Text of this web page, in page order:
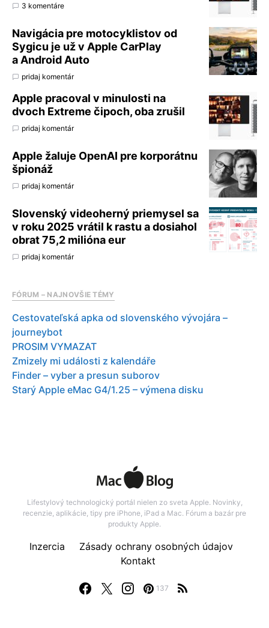
3 komentáre
Navigácia pre motocyklistov od
Sygicu je už v Apple CarPlay
a Android Auto
pridaj komentár
Apple pracoval v minulosti na
dvoch Extreme čipoch, oba zrušil
pridaj komentár
Apple žaluje OpenAI pre korporátnu
špionáž
pridaj komentár
Slovenský videoherný priemysel sa
v roku 2025 vrátil k rastu a dosiahol
obrat 75,2 milióna eur
pridaj komentár
FÓRUM – NAJNOVŠIE TÉMY
Cestovateľská apka od slovenského vývojára –
journeybot
PROSIM VYMAZAT
Zmizely mi události z kalendáře
Finder – vyber a presun suborov
Starý Apple eMac G4/1.25 – výmena disku
Lifestylový technologický portál nielen zo sveta Apple. Novinky,
recenzie, aplikácie, tipy pre iPhone, iPad a Mac. Fórum a bazár pre
produkty Apple.
137
Inzercia
Zásady ochrany osobných údajov
Kontakt